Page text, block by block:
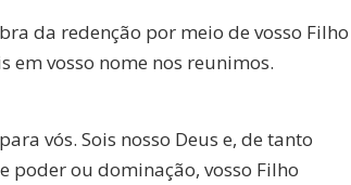
da redenção por meio de vosso Filho
em vosso nome nos reunimos.
vós. Sois nosso Deus e, de tanto
poder ou dominação, vosso Filho